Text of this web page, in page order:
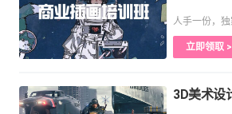
人手一份，
立即领取 >
3D美术设